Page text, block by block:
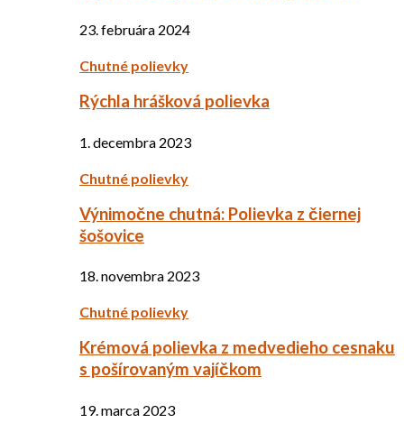
23. februára 2024
Chutné polievky
Rýchla hrášková polievka
1. decembra 2023
Chutné polievky
Výnimočne chutná: Polievka z čiernej
šošovice
18. novembra 2023
Chutné polievky
Krémová polievka z medvedieho cesnaku
s pošírovaným vajíčkom
19. marca 2023